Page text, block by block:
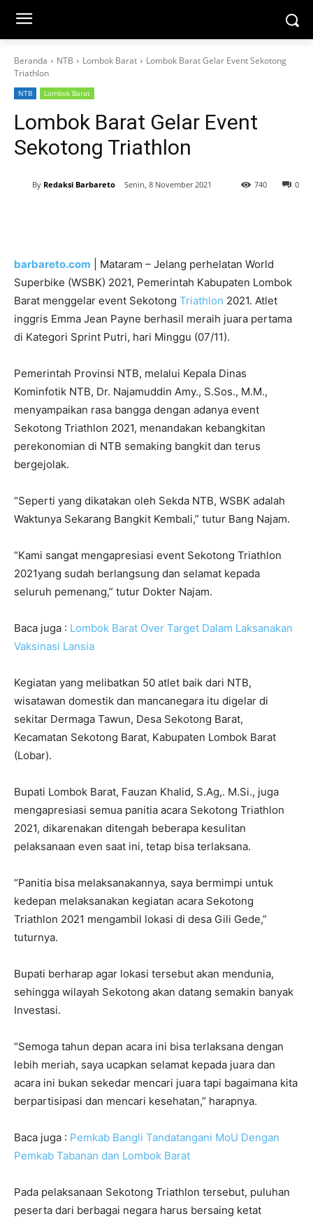
Beranda NTB Lombok Barat
Lombok Barat Gelar Event Sekotong
Triathlon
NTB Lombok Barat
Lombok Barat Gelar Event
Sekotong Triathlon
By Redaksi Barbareto Senin, 8 November 2021 0
740
barbareto.com | Mataram – Jelang perhelatan World
Superbike (WSBK) 2021, Pemerintah Kabupaten Lombok
Barat menggelar event Sekotong Triathlon 2021. Atlet
inggris Emma Jean Payne berhasil meraih juara pertama
di Kategori Sprint Putri, hari Minggu (07/11).
Pemerintah Provinsi NTB, melalui Kepala Dinas
Kominfotik NTB, Dr. Najamuddin Amy., S.Sos., M.M.,
menyampaikan rasa bangga dengan adanya event
Sekotong Triathlon 2021, menandakan kebangkitan
perekonomian di NTB semaking bangkit dan terus
bergejolak.
“Seperti yang dikatakan oleh Sekda NTB, WSBK adalah
Waktunya Sekarang Bangkit Kembali,” tutur Bang Najam.
“Kami sangat mengapresiasi event Sekotong Triathlon
2021yang sudah berlangsung dan selamat kepada
seluruh pemenang,” tutur Dokter Najam.
Baca juga : Lombok Barat Over Target Dalam Laksanakan
Vaksinasi Lansia
Kegiatan yang melibatkan 50 atlet baik dari NTB,
wisatawan domestik dan mancanegara itu digelar di
sekitar Dermaga Tawun, Desa Sekotong Barat,
Kecamatan Sekotong Barat, Kabupaten Lombok Barat
(Lobar).
Bupati Lombok Barat, Fauzan Khalid, S.Ag,. M.Si., juga
mengapresiasi semua panitia acara Sekotong Triathlon
2021, dikarenakan ditengah beberapa kesulitan
pelaksanaan even saat ini, tetap bisa terlaksana.
“Panitia bisa melaksanakannya, saya bermimpi untuk
kedepan melaksanakan kegiatan acara Sekotong
Triathlon 2021 mengambil lokasi di desa Gili Gede,”
tuturnya.
Bupati berharap agar lokasi tersebut akan mendunia,
sehingga wilayah Sekotong akan datang semakin banyak
Investasi.
“Semoga tahun depan acara ini bisa terlaksana dengan
lebih meriah, saya ucapkan selamat kepada juara dan
acara ini bukan sekedar mencari juara tapi bagaimana kita
berpartisipasi dan mencari kesehatan,” harapnya.
Baca juga : Pemkab Bangli Tandatangani MoU Dengan
Pemkab Tabanan dan Lombok Barat
Pada pelaksanaan Sekotong Triathlon tersebut, puluhan
peserta dari berbagai negara harus bersaing ketat